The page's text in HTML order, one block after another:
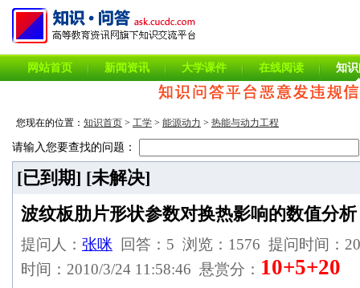
网站首页 新闻资讯 大学课件 在线阅读 知
您现在的位置： 知识首页 > 工学 > 能源动力 > 热能与动力工程
请输入您要查找的问题：
[已到期] [未解决]
波纹板肋片形状参数对换热影响的数值分析
提问人： 张咪 回答：5 浏览：1576 提问时间：
时间：2010/3/24 11:58:46 悬赏分： 10+5+20